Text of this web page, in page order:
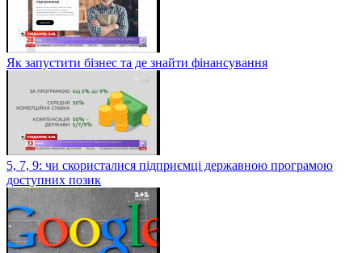
Як запустити бізнес та де знайти фінансування
5, 7, 9: чи скористалися підприємці державною програмою
доступних позик